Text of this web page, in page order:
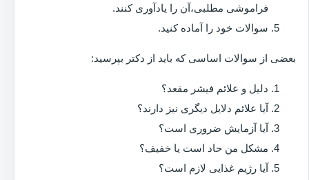
فراموشی مطلبی،آن را یادآوری کنند.
سوالات خود را آماده کنید.
بعضی از سوالات اساسی که باید از دکتر بپرسید:
دلیل و علائم فیشر مقعد؟
آیا علائم دلایل دیگری نیز دارند؟
آیا آزمایش ضروری است؟
مشکل من حاد است یا خفیف؟
آیا رژیم غذایی لازم است؟